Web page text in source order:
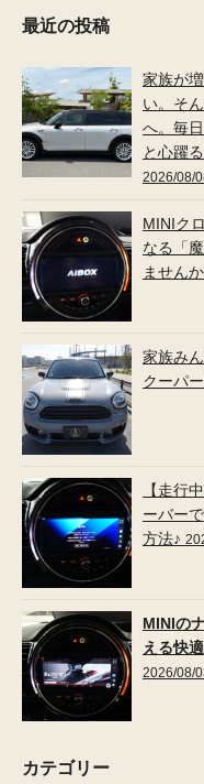
最近の投稿
家族が
い。そ
へ。毎
と心躍
2026/08/
MINIク
なる「
ません
家族み
クーパ
【走行
ーバー
方法♪
MINIの
える快
2026/08/
カテゴリー